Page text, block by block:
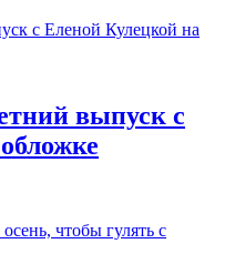
выпуск с